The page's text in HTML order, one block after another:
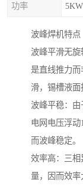
功率 5KW
波峰焊机特点
波峰平滑无
是直线推力
滑，锡槽液面
波峰平稳：由
电网电压浮动
而波峰稳定。
效率高：三
量，因而效